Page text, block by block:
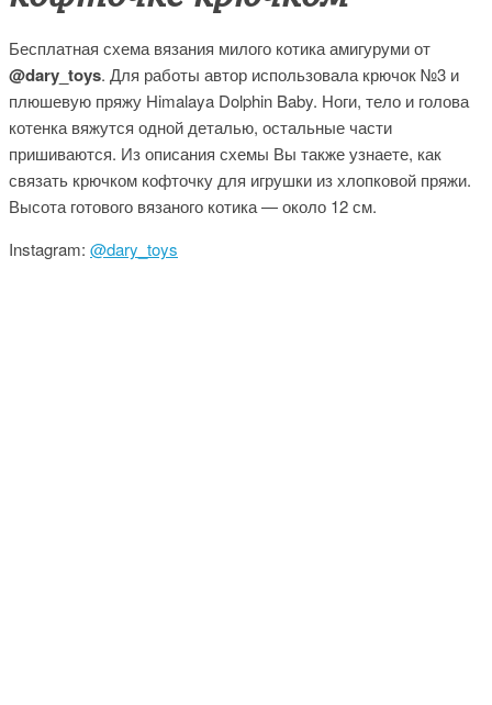
Бесплатная схема вязания милого котика амигуруми от
@dary_toys. Для работы автор использовала крючок №3 и
плюшевую пряжу Himalaya Dolphin Baby. Ноги, тело и голова
котенка вяжутся одной деталью, остальные части
пришиваются. Из описания схемы Вы также узнаете, как
связать крючком кофточку для игрушки из хлопковой пряжи.
Высота готового вязаного котика — около 12 см.
Instagram: @dary_toys